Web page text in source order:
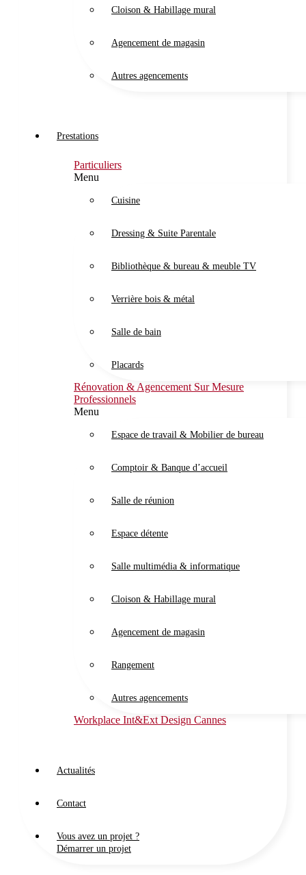
Cloison & Habillage mural
Agencement de magasin
Autres agencements
Prestations
Particuliers
Menu
Cuisine
Dressing & Suite Parentale
Bibliothèque & bureau & meuble TV
Verrière bois & métal
Salle de bain
Placards
Rénovation & Agencement Sur Mesure
Professionnels
Menu
Espace de travail & Mobilier de bureau
Comptoir & Banque d’accueil
Salle de réunion
Espace détente
Salle multimédia & informatique
Cloison & Habillage mural
Agencement de magasin
Rangement
Autres agencements
Workplace Int&Ext Design Cannes
Actualités
Contact
Vous avez un projet ?
Démarrer un projet